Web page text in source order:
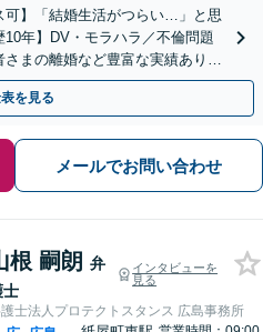
可】「結婚生活がつらい…」と思
年】DV・モラハラ／不倫問題
まの離婚など豊富な実績あり
を見る
メールでお問い合わせ
根 嗣朗 弁
士
インタビューを
見る
士法人プロテクトスタンス 広島事務所